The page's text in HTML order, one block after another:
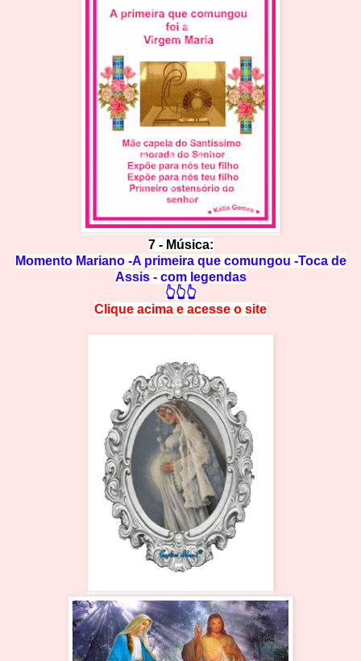
7 - Música:
Momento Mariano -A primeira que comungou -Toca de
Assis - com legendas
👆👆👆
Clique acima e acesse o site